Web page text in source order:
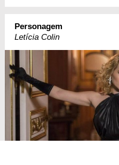
Personagem
Letícia Colin